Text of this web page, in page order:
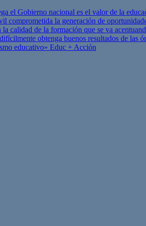
el Gobierno nacional es el valor de la
comprometida la generación de
calidad de la formación que se va
obtenga buenos resultados de las
educativo» Educ + Acción